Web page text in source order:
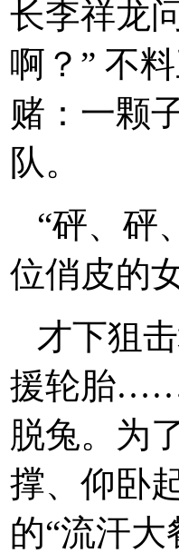
长李祥龙
啊？” 不
赌：一颗
队。
“砰、砰
位俏皮的
才下狙
援轮胎……
脱兔。为
撑、仰卧
的“流汗大